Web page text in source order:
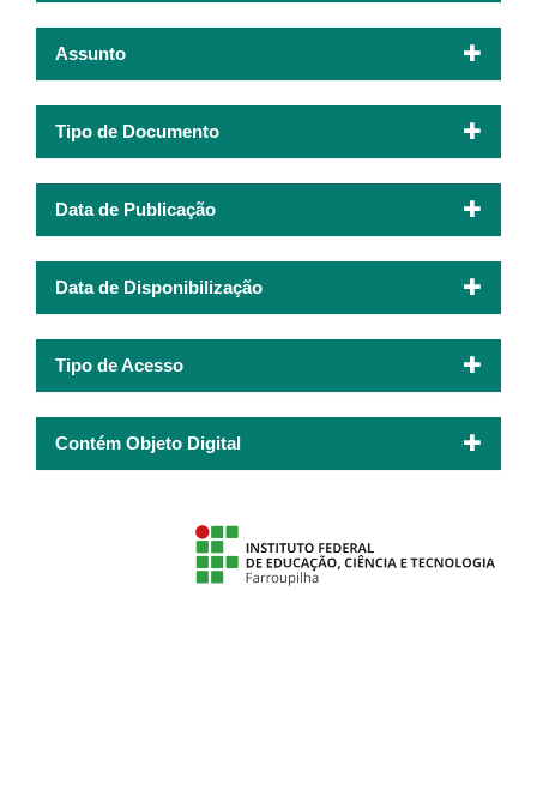
Assunto
Tipo de Documento
Data de Publicação
Data de Disponibilização
Tipo de Acesso
Contém Objeto Digital